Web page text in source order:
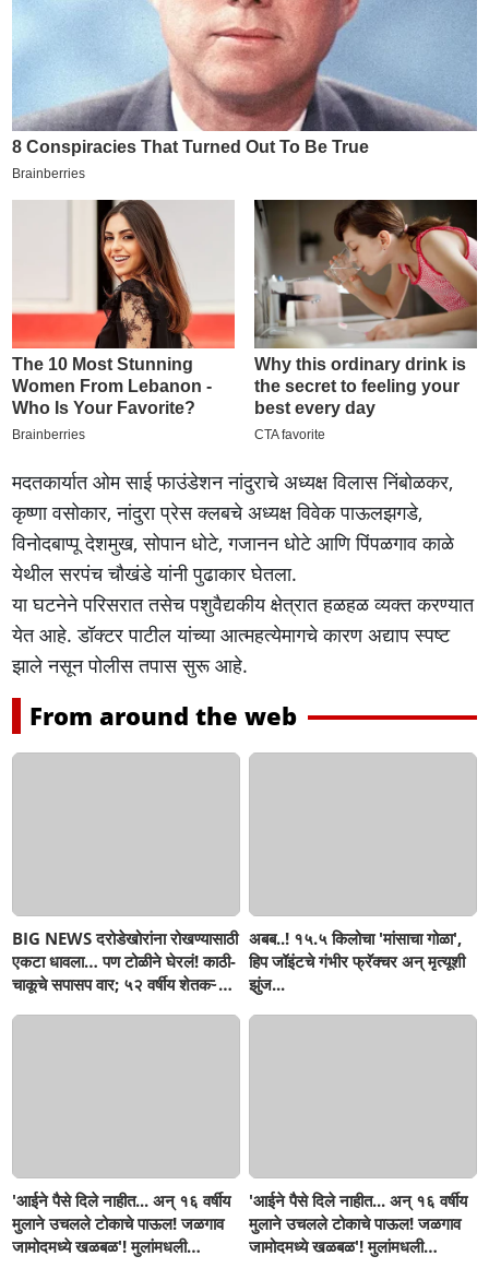
मदतकार्यात ओम साई फाउंडेशन नांदुराचे अध्यक्ष विलास निंबोळकर,
कृष्णा वसोकार, नांदुरा प्रेस क्लबचे अध्यक्ष विवेक पाऊलझगडे,
विनोदबाप्पू देशमुख, सोपान धोटे, गजानन धोटे आणि पिंपळगाव काळे
येथील सरपंच चौखंडे यांनी पुढाकार घेतला.
या घटनेने परिसरात तसेच पशुवैद्यकीय क्षेत्रात हळहळ व्यक्त करण्यात
येत आहे. डॉक्टर पाटील यांच्या आत्महत्येमागचे कारण अद्याप स्पष्ट
झाले नसून पोलीस तपास सुरू आहे.
From around the web
BIG NEWS दरोडेखोरांना रोखण्यासाठी
एकटा धावला… पण टोळीने घेरलं! काठी-
चाकूचे सपासप वार; ५२ वर्षीय शेतकऱ्याचा
अबब..! १५.५ किलोचा 'मांसाचा गोळा',
हिप जॉइंटचे गंभीर फ्रॅक्चर अन् मृत्यूशी
झुंज...
'आईने पैसे दिले नाहीत... अन् १६ वर्षीय
मुलाने उचलले टोकाचे पाऊल! जळगाव
जामोदमध्ये खळबळ'! मुलांमधली
'आईने पैसे दिले नाहीत... अन् १६ वर्षीय
मुलाने उचलले टोकाचे पाऊल! जळगाव
जामोदमध्ये खळबळ'! मुलांमधली